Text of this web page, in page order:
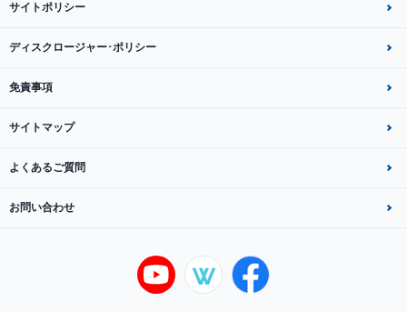
サイトポリシー
ディスクロージャー･ポリシー
免責事項
サイトマップ
よくあるご質問
お問い合わせ